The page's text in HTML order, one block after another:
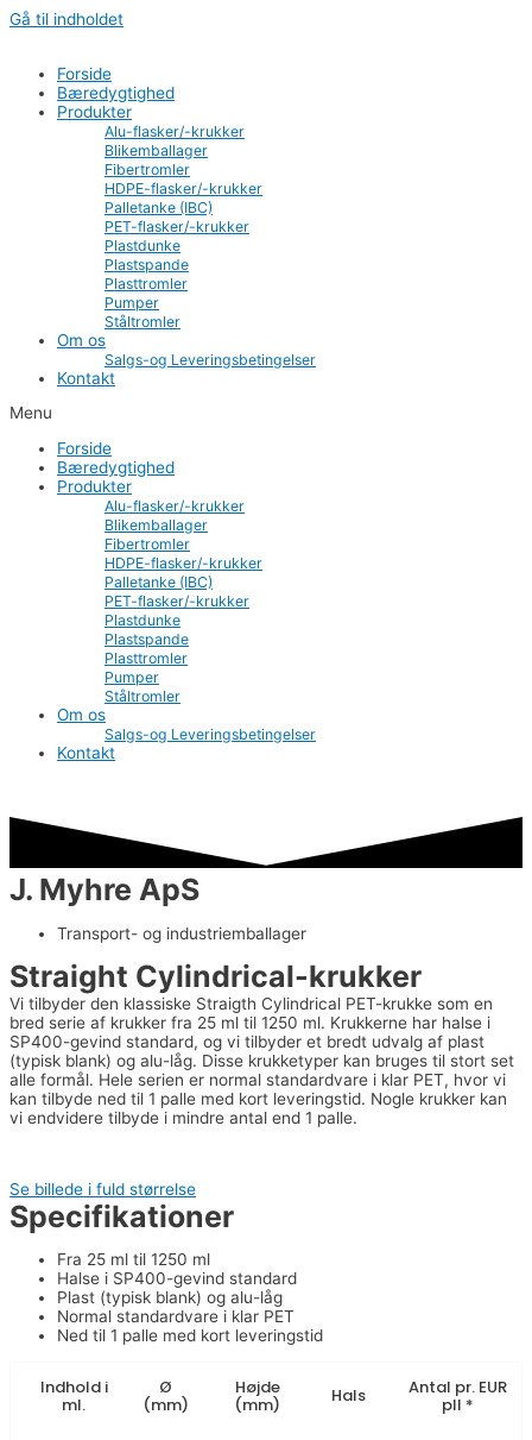
Gå til indholdet
Forside
Bæredygtighed
Produkter
Alu-flasker/-krukker
Blikemballager
Fibertromler
HDPE-flasker/-krukker
Palletanke (IBC)
PET-flasker/-krukker
Plastdunke
Plastspande
Plasttromler
Pumper
Ståltromler
Om os
Salgs-og Leveringsbetingelser
Kontakt
Menu
Forside
Bæredygtighed
Produkter
Alu-flasker/-krukker
Blikemballager
Fibertromler
HDPE-flasker/-krukker
Palletanke (IBC)
PET-flasker/-krukker
Plastdunke
Plastspande
Plasttromler
Pumper
Ståltromler
Om os
Salgs-og Leveringsbetingelser
Kontakt
J. Myhre ApS
Transport- og industriemballager
Straight Cylindrical-krukker
Vi tilbyder den klassiske Straigth Cylindrical PET-krukke som en
bred serie af krukker fra 25 ml til 1250 ml. Krukkerne har halse i
SP400-gevind standard, og vi tilbyder et bredt udvalg af plast
(typisk blank) og alu-låg. Disse krukketyper kan bruges til stort set
alle formål. Hele serien er normal standardvare i klar PET, hvor vi
kan tilbyde ned til 1 palle med kort leveringstid. Nogle krukker kan
vi endvidere tilbyde i mindre antal end 1 palle.
Se billede i fuld størrelse
Specifikationer
Fra 25 ml til 1250 ml
Halse i SP400-gevind standard
Plast (typisk blank) og alu-låg
Normal standardvare i klar PET
Ned til 1 palle med kort leveringstid
Indhold i
ml.
Ø
(mm)
Højde
(mm) Hals Antal pr. EUR
pll *